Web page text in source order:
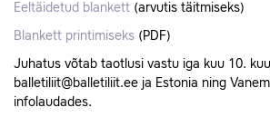
Eeltäidetud blankett (arvutis täitmiseks)
Blankett printimiseks (PDF)
Juhatus võtab taotlusi vastu iga kuu 10.
balletiliit@balletiliit.ee ja Estonia ning
infolaudades.